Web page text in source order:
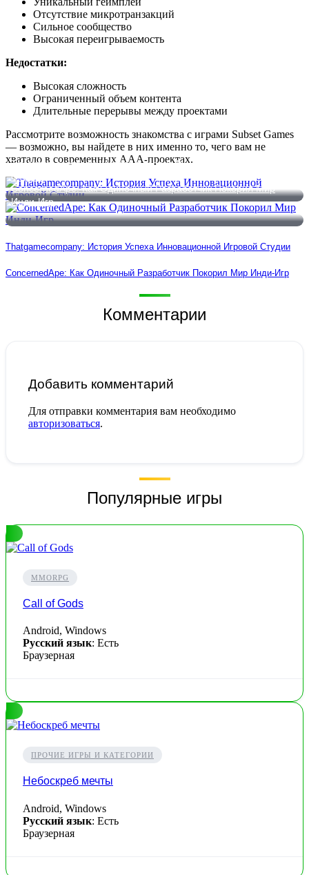
Отсутствие микротранзакций
Сильное сообщество
Высокая переигрываемость
Недостатки:
Высокая сложность
Ограниченный объем контента
Длительные перерывы между проектами
Рассмотрите возможность знакомства с играми Subset Games
— возможно, вы найдете в них именно то, чего вам не
хватало в современных AAA-проектах.
Thatgamecompany: История Успеха Инновационной Игровой
Студии
ConcernedApe: Как Одиночный Разработчик Покорил Мир
Инди-Игр
Thatgamecompany: История Успеха Инновационной Игровой Студии
ConcernedApe: Как Одиночный Разработчик Покорил Мир Инди-Игр
Комментарии
Добавить комментарий
Для отправки комментария вам необходимо
авторизоваться.
Популярные игры
MMORPG
Call of Gods
Android, Windows
Русский язык: Есть
Браузерная
ПРОЧИЕ ИГРЫ И КАТЕГОРИИ
Небоскреб мечты
Android, Windows
Русский язык: Есть
Браузерная